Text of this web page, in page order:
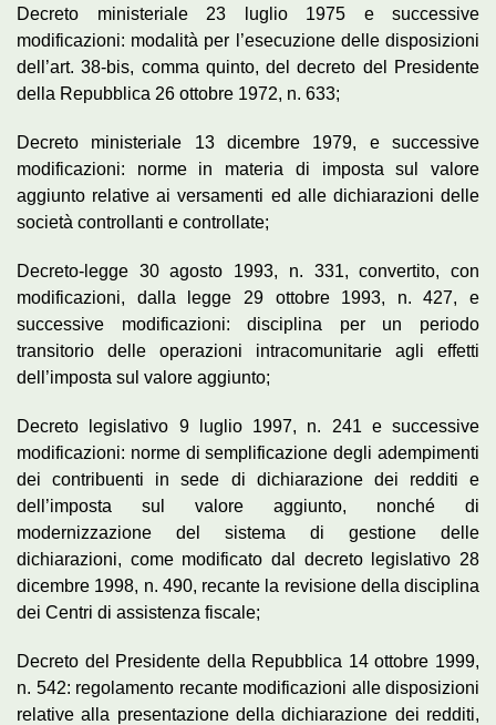
Decreto ministeriale 23 luglio 1975 e successive
modificazioni: modalità per l’esecuzione delle disposizioni
dell’art. 38-bis, comma quinto, del decreto del Presidente
della Repubblica 26 ottobre 1972, n. 633;
Decreto ministeriale 13 dicembre 1979, e successive
modificazioni: norme in materia di imposta sul valore
aggiunto relative ai versamenti ed alle dichiarazioni delle
società controllanti e controllate;
Decreto-legge 30 agosto 1993, n. 331, convertito, con
modificazioni, dalla legge 29 ottobre 1993, n. 427, e
successive modificazioni: disciplina per un periodo
transitorio delle operazioni intracomunitarie agli effetti
dell’imposta sul valore aggiunto;
Decreto legislativo 9 luglio 1997, n. 241 e successive
modificazioni: norme di semplificazione degli adempimenti
dei contribuenti in sede di dichiarazione dei redditi e
dell’imposta sul valore aggiunto, nonché di
modernizzazione del sistema di gestione delle
dichiarazioni, come modificato dal decreto legislativo 28
dicembre 1998, n. 490, recante la revisione della disciplina
dei Centri di assistenza fiscale;
Decreto del Presidente della Repubblica 14 ottobre 1999,
n. 542: regolamento recante modificazioni alle disposizioni
relative alla presentazione della dichiarazione dei redditi,